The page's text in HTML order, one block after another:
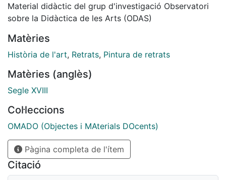
Material didàctic del grup d'investigació Observatori
sobre la Didàctica de les Arts (ODAS)
Matèries
Història de l'art, Retrats, Pintura de retrats
Matèries (anglès)
Segle XVIII
Col·leccions
OMADO (Objectes i MAterials DOcents)
Pàgina completa de l'ítem
Citació